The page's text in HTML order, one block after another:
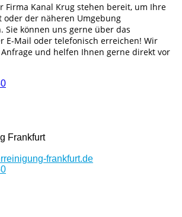
Firma Kanal Krug stehen bereit, um Ihre
oder der näheren Umgebung
Sie können uns gerne über das
E-Mail oder telefonisch erreichen! Wir
und helfen Ihnen gerne direkt vor
Frankfurt
frankfurt.de